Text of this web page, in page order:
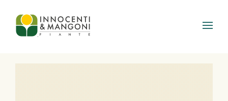
Skip to main content